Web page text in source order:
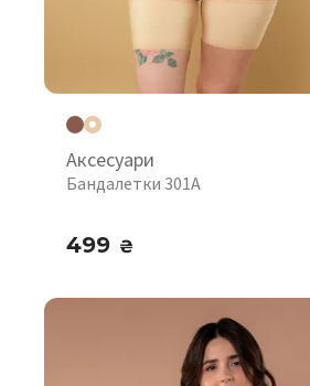
Аксесуари
Бандалетки 301A
499 ₴